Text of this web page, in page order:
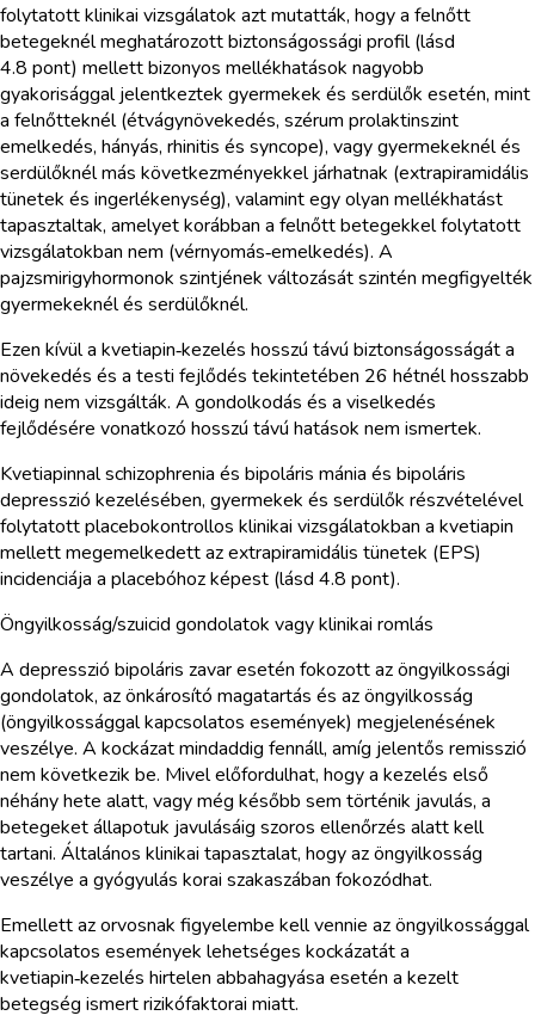
folytatott klinikai vizsgálatok azt mutatták, hogy a felnőtt
betegeknél meghatározott biztonságossági profil (lásd
4.8 pont) mellett bizonyos mellékhatások nagyobb
gyakorisággal jelentkeztek gyermekek és serdülők esetén, mint
a felnőtteknél (étvágynövekedés, szérum prolaktinszint
emelkedés, hányás, rhinitis és syncope), vagy gyermekeknél és
serdülőknél más következményekkel járhatnak (extrapiramidális
tünetek és ingerlékenység), valamint egy olyan mellékhatást
tapasztaltak, amelyet korábban a felnőtt betegekkel folytatott
vizsgálatokban nem (vérnyomás‑emelkedés). A
pajzsmirigyhormonok szintjének változását szintén megfigyelték
gyermekeknél és serdülőknél.
Ezen kívül a kvetiapin‑kezelés hosszú távú biztonságosságát a
növekedés és a testi fejlődés tekintetében 26 hétnél hosszabb
ideig nem vizsgálták. A gondolkodás és a viselkedés
fejlődésére vonatkozó hosszú távú hatások nem ismertek.
Kvetiapinnal schizophrenia és bipoláris mánia és bipoláris
depresszió kezelésében, gyermekek és serdülők részvételével
folytatott placebokontrollos klinikai vizsgálatokban a kvetiapin
mellett megemelkedett az extrapiramidális tünetek (EPS)
incidenciája a placebóhoz képest (lásd 4.8 pont).
Öngyilkosság/szuicid gondolatok vagy klinikai romlás
A depresszió bipoláris zavar esetén fokozott az öngyilkossági
gondolatok, az önkárosító magatartás és az öngyilkosság
(öngyilkossággal kapcsolatos események) megjelenésének
veszélye. A kockázat mindaddig fennáll, amíg jelentős remisszió
nem következik be. Mivel előfordulhat, hogy a kezelés első
néhány hete alatt, vagy még később sem történik javulás, a
betegeket állapotuk javulásáig szoros ellenőrzés alatt kell
tartani. Általános klinikai tapasztalat, hogy az öngyilkosság
veszélye a gyógyulás korai szakaszában fokozódhat.
Emellett az orvosnak figyelembe kell vennie az öngyilkossággal
kapcsolatos események lehetséges kockázatát a
kvetiapin‑kezelés hirtelen abbahagyása esetén a kezelt
betegség ismert rizikófaktorai miatt.